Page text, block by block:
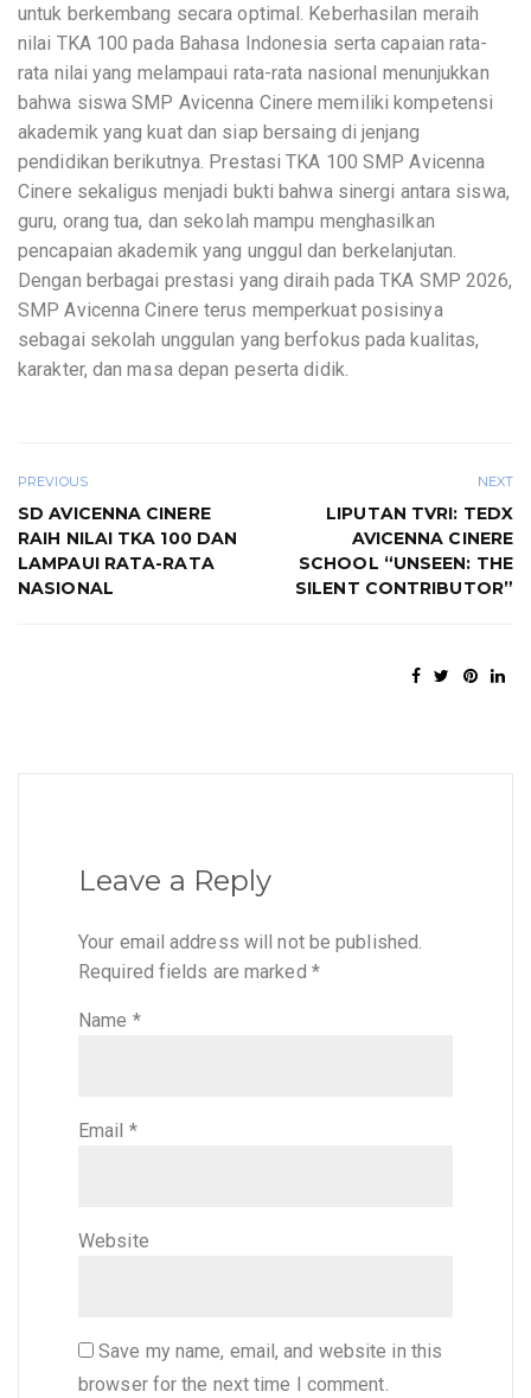
untuk berkembang secara optimal. Keberhasilan meraih
nilai TKA 100 pada Bahasa Indonesia serta capaian rata-
rata nilai yang melampaui rata-rata nasional menunjukkan
bahwa siswa SMP Avicenna Cinere memiliki kompetensi
akademik yang kuat dan siap bersaing di jenjang
pendidikan berikutnya. Prestasi TKA 100 SMP Avicenna
Cinere sekaligus menjadi bukti bahwa sinergi antara siswa,
guru, orang tua, dan sekolah mampu menghasilkan
pencapaian akademik yang unggul dan berkelanjutan.
Dengan berbagai prestasi yang diraih pada TKA SMP 2026,
SMP Avicenna Cinere terus memperkuat posisinya
sebagai sekolah unggulan yang berfokus pada kualitas,
karakter, dan masa depan peserta didik.
PREVIOUS
SD AVICENNA CINERE
RAIH NILAI TKA 100 DAN
LAMPAUI RATA-RATA
NASIONAL
NEXT
LIPUTAN TVRI: TEDX
AVICENNA CINERE
SCHOOL “UNSEEN: THE
SILENT CONTRIBUTOR”
Leave a Reply
Your email address will not be published.
Required fields are marked *
Name *
Email *
Website
Save my name, email, and website in this
browser for the next time I comment.